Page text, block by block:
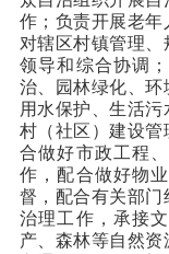
作；负责开展老年
对辖区村镇管理
领导和综合协调
治、园林绿化、
用水保护、生活污
村（社区）建设
合做好市政工程
作，配合做好物
督，配合有关部
治理工作，承接
产、森林等自然